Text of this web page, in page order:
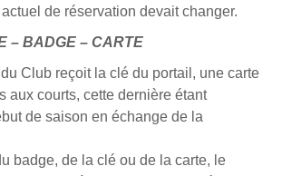
de réservation devait changer.
– BADGE – CARTE
Club reçoit la clé du portail, une carte
aux courts, cette dernière étant
de saison en échange de la
badge, de la clé ou de la carte, le